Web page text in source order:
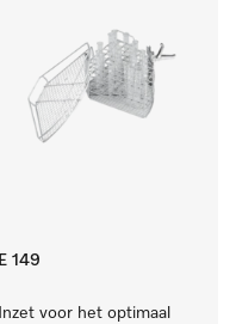
E 149
Inzet voor het optimaal